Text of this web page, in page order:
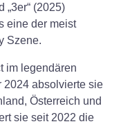
„3er“ (2025)
eine der meist
Szene.
im legendären
2024 absolvierte sie
Österreich und
sie seit 2022 die